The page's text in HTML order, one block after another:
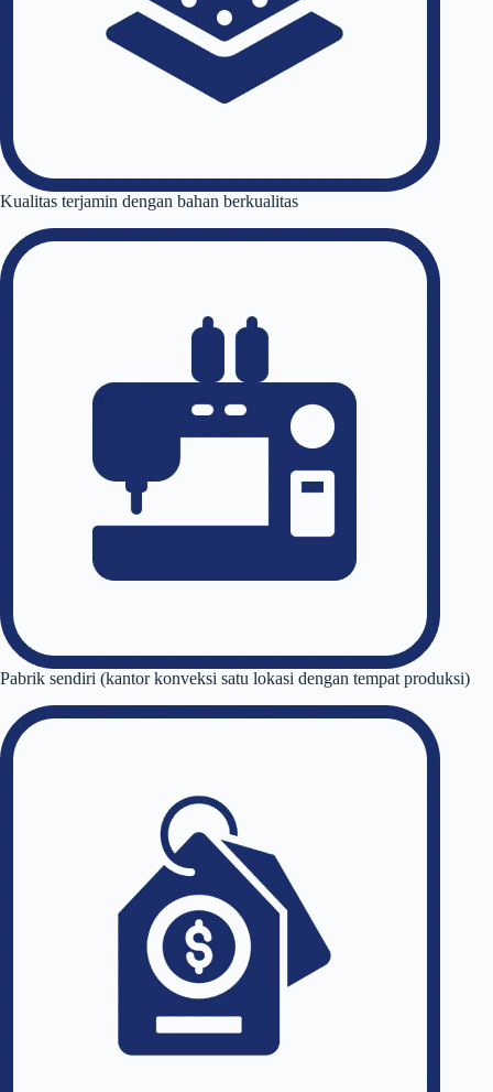
Kualitas terjamin dengan bahan berkualitas
Pabrik sendiri (kantor konveksi satu lokasi dengan tempat produksi)